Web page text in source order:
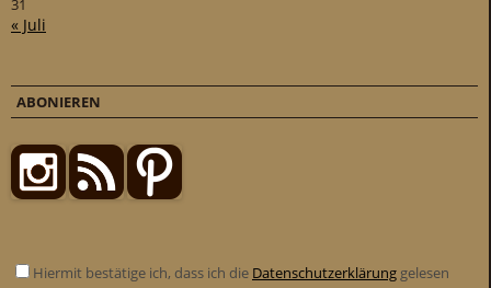
31
« Juli
ABONIEREN
Hiermit bestätige ich, dass ich die Datenschutzerklärung gelesen